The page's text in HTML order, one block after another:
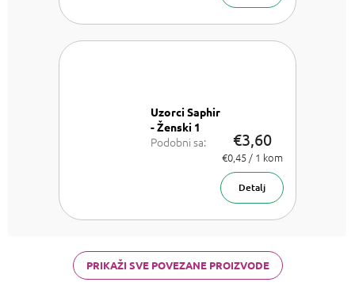
Uzorci Saphir
- Ženski 1
Podobni sa:
Armani Acqua
Mademoiselle
a Carolina
€3,60
Izmjeri
cijenu:
€0,45 / 1 kom
Detalj
PRIKAŽI SVE POVEZANE PROIZVODE